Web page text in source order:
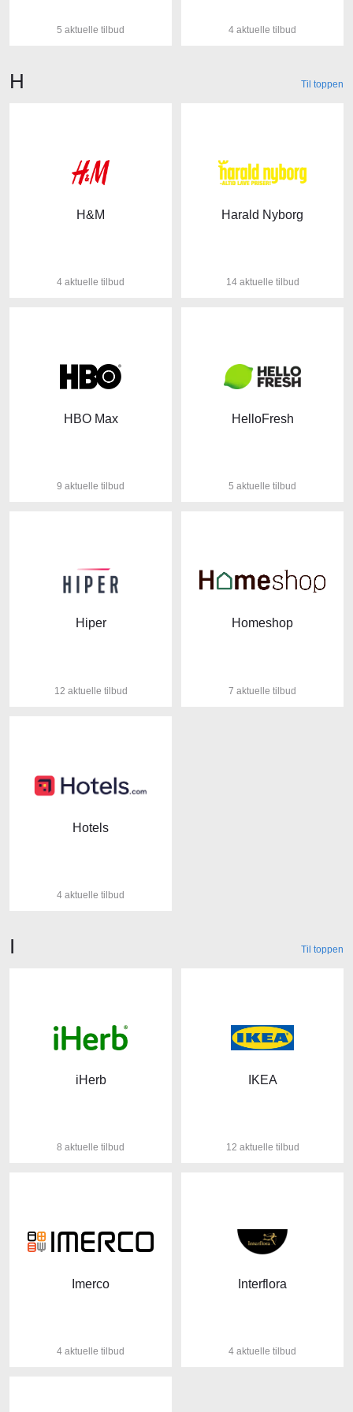
5 aktuelle tilbud 4 aktuelle tilbud
Butikker der starter med bogstavet
H Til toppen
H&M
4 aktuelle tilbud
Harald Nyborg
14 aktuelle tilbud
HBO Max
9 aktuelle tilbud
HelloFresh
5 aktuelle tilbud
Hiper
12 aktuelle tilbud
Homeshop
7 aktuelle tilbud
Hotels
4 aktuelle tilbud
Butikker der starter med bogstavet
I Til toppen
iHerb
8 aktuelle tilbud
IKEA
12 aktuelle tilbud
Imerco
4 aktuelle tilbud
Interflora
4 aktuelle tilbud